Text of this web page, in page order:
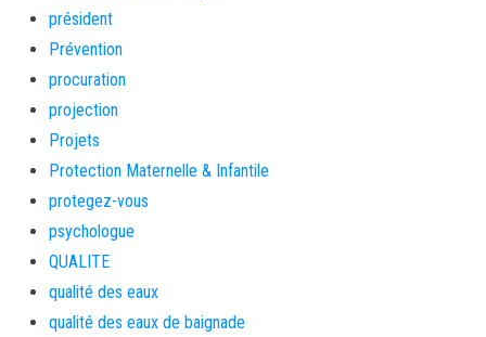
président
Prévention
procuration
projection
Projets
Protection Maternelle & Infantile
protegez-vous
psychologue
QUALITE
qualité des eaux
qualité des eaux de baignade